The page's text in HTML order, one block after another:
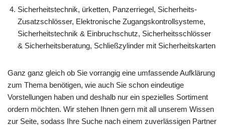
Sicherheitstechnik, ürketten, Panzerriegel, Sicherheits-
Zusatzschlösser, Elektronische Zugangskontrollsysteme,
Sicherheitstechnik & Einbruchschutz, Sicherheitsschlösser
& Sicherheitsberatung, Schließzylinder mit Sicherheitskarten
Ganz ganz gleich ob Sie vorrangig eine umfassende Aufklärung
zum Thema benötigen, wie auch Sie schon eindeutige
Vorstellungen haben und deshalb nur ein spezielles Sortiment
ordern möchten. Wir stehen Ihnen gern mit all unserem Wissen
zur Seite, sodass Ihre Suche nach einem zuverlässigen Partner